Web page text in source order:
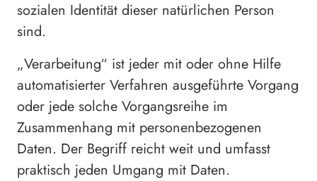
sozialen Identität dieser natürlichen Person
sind.
„Verarbeitung“ ist jeder mit oder ohne Hilfe
automatisierter Verfahren ausgeführte Vorgang
oder jede solche Vorgangsreihe im
Zusammenhang mit personenbezogenen
Daten. Der Begriff reicht weit und umfasst
praktisch jeden Umgang mit Daten.